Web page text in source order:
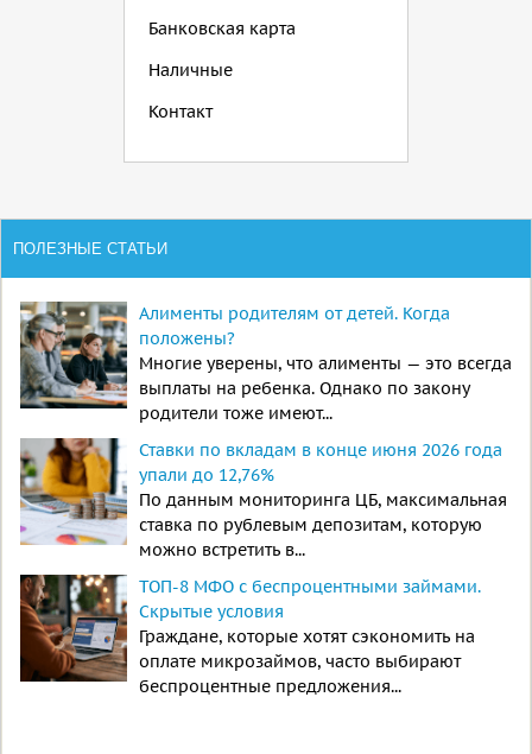
Банковская карта
Наличные
Контакт
ПОЛЕЗНЫЕ СТАТЬИ
Алименты родителям от детей. Когда
положены?
Многие уверены, что алименты — это всегда
выплаты на ребенка. Однако по закону
родители тоже имеют...
Ставки по вкладам в конце июня 2026 года
упали до 12,76%
По данным мониторинга ЦБ, максимальная
ставка по рублевым депозитам, которую
можно встретить в...
ТОП-8 МФО с беспроцентными займами.
Скрытые условия
Граждане, которые хотят сэкономить на
оплате микрозаймов, часто выбирают
беспроцентные предложения...